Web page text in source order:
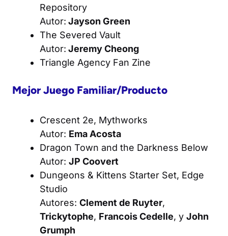
Repository
Autor: Jayson Green
The Severed Vault
Autor: Jeremy Cheong
Triangle Agency Fan Zine
Mejor Juego Familiar/Producto
Crescent 2e, Mythworks
Autor: Ema Acosta
Dragon Town and the Darkness Below
Autor: JP Coovert
Dungeons & Kittens Starter Set, Edge
Studio
Autores: Clement de Ruyter,
Trickytophe, Francois Cedelle, y John
Grumph